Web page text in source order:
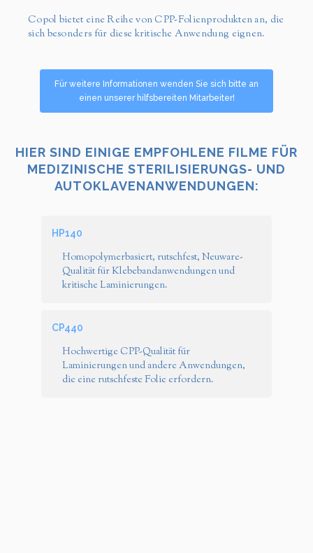
Copol bietet eine Reihe von CPP-Folienprodukten an, die
sich besonders für diese kritische Anwendung eignen.
Für weitere Informationen wenden Sie sich bitte an
einen unserer hilfsbereiten Mitarbeiter!
HIER SIND EINIGE EMPFOHLENE FILME FÜR
MEDIZINISCHE STERILISIERUNGS- UND
AUTOKLAVENANWENDUNGEN:
HP140
Homopolymerbasiert, rutschfest, Neuware-
Qualität für Klebebandanwendungen und
kritische Laminierungen.
CP440
Hochwertige CPP-Qualität für
Laminierungen und andere Anwendungen,
die eine rutschfeste Folie erfordern.